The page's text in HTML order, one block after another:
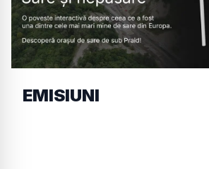
EMISIUNI